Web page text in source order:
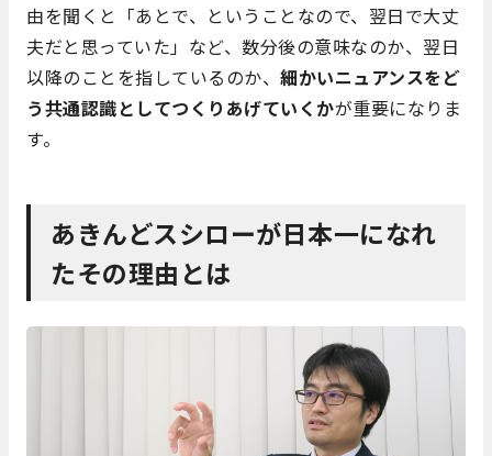
由を聞くと「あとで、ということなので、翌日で大丈
夫だと思っていた」など、数分後の意味なのか、翌日
以降のことを指しているのか、 細かいニュアンスをど
う共通認識としてつくりあげていくかが重要になりま
す。
あきんどスシローが日本一になれ
たその理由とは